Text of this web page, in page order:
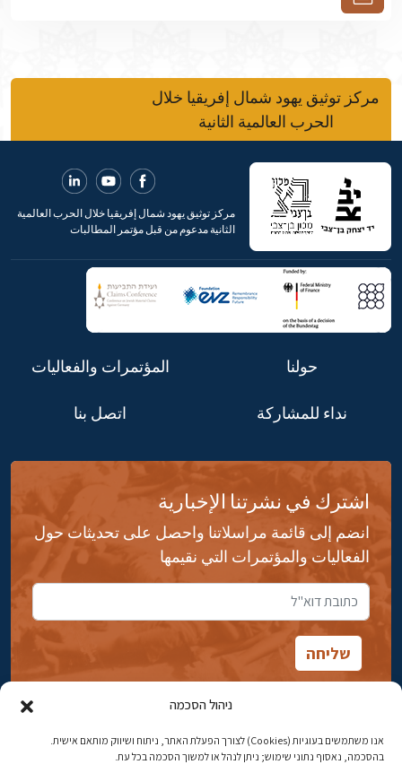
ניהול הסכמה
אנו משתמשים בעוגיות (Cookies) לצורך הפעלת האתר, ניתוח ושיווק מותאם אישית.
בהסכמה, נאסוף נתוני שימוש; ניתן לנהל או למשוך הסכמה בכל עת.
مركز توثيق يهود شمال إفريقيا خلال
الحرب العالمية الثانية
مركز توثيق يهود شمال إفريقيا خلال الحرب العالمية
الثانية مدعوم من قبل مؤتمر المطالبات
حولنا المؤتمرات والفعاليات
نداء للمشاركة اتصل بنا
اشترك في نشرتنا الإخبارية
انضم إلى قائمة مراسلاتنا واحصل على تحديثات حول
الفعاليات والمؤتمرات التي نقيمها
شارع ابن جبيرول، رحافيا ١٤ أورشليم - القدس